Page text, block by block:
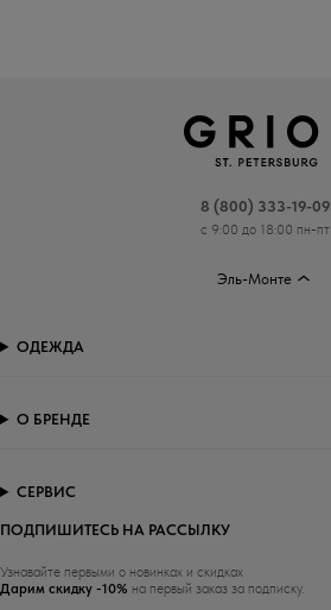
8 (800) 333-19-09
с 9:00 до 18:00 пн-пт
Эль-Монте
ПОДПИШИТЕСЬ НА РАССЫЛКУ
Узнавайте первыми о новинках и скидках
Дарим скидку -10% на первый заказ за подписку.
ОДЕЖДА
О БРЕНДЕ
СЕРВИС